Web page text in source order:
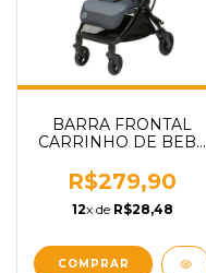
BARRA FRONTAL
CARRINHO DE BEBÊ
COSI COR GRAPHITE
PEÇA REPOSIÇÃO
R$279,90
12x de R$28,48
COMPRAR